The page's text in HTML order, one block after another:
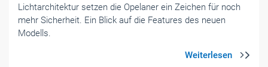
Lichtarchitektur setzen die Opelaner ein Zeichen für noch
mehr Sicherheit. Ein Blick auf die Features des neuen
Modells.